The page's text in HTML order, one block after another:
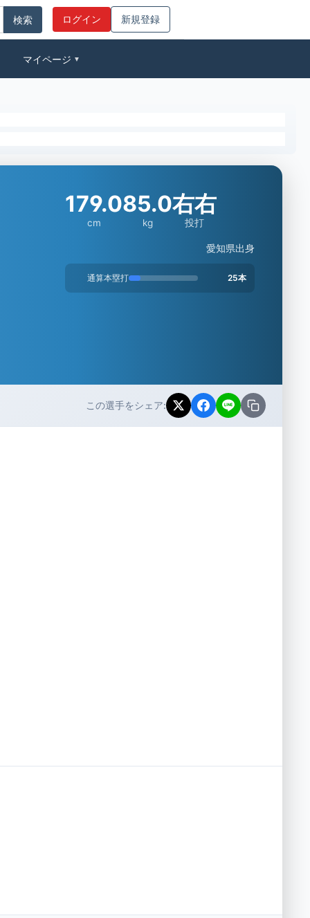
ログイン 新規登録
マイページ ▼
179.0
cm
85.0
kg
右右
投打
愛知県出身
通算本塁打 25本
この選手をシェア: